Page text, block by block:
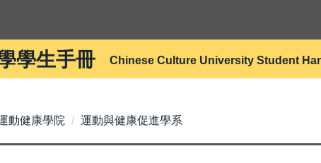
學生手冊 Chinese Culture University Student
動健康學院 運動與健康促進學系